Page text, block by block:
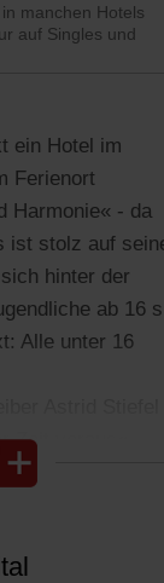
manchen Hotels
auf Singles und
ein Hotel im
Ferienort
Harmonie« - da
ist stolz auf
hinter der
ab 16
Alle unter 16
Astrid Stiefel
Zeit voraus«.